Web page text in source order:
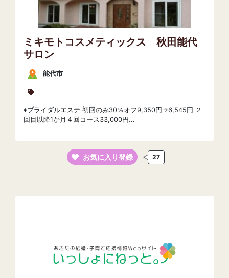
ミキモトコスメティックス 秋田能代
サロン
能代市
♦ブライダルエステ 初回のみ30％オフ9,350円→6,545円 ２
回目以降1か月４回コース33,000円...
お気に入り登録 27